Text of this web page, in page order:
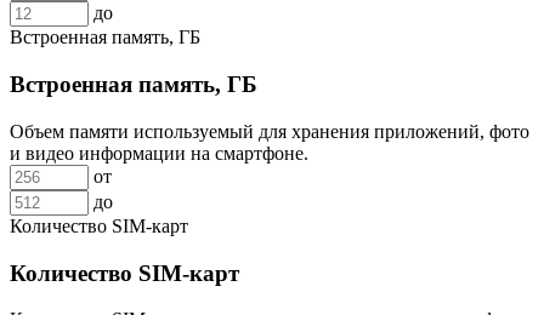
до
Встроенная память, ГБ
Встроенная память, ГБ
Объем памяти используемый для хранения приложений, фото
и видео информации на смартфоне.
от
до
Количество SIM-карт
Количество SIM-карт